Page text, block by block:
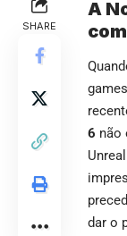
SHARE
A
6 não
dar o